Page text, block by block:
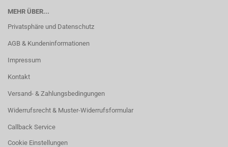
MEHR ÜBER...
Privatsphäre und Datenschutz
AGB & Kundeninformationen
Impressum
Kontakt
Versand- & Zahlungsbedingungen
Widerrufsrecht & Muster-Widerrufsformular
Callback Service
Cookie Einstellungen